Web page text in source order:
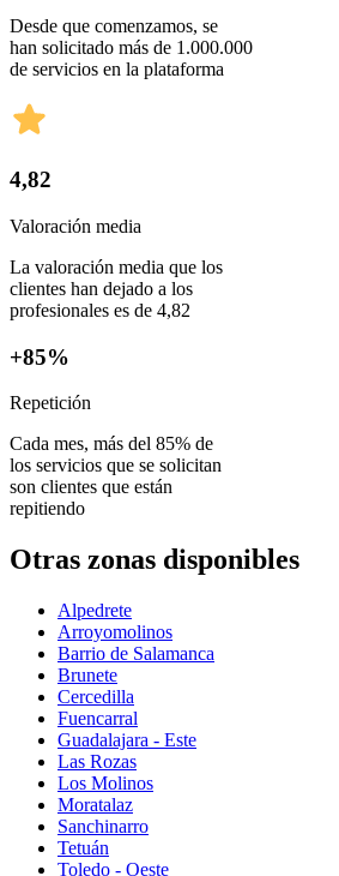
Desde que comenzamos, se
han solicitado más de 1.000.000
de servicios en la plataforma
4,82
Valoración media
La valoración media que los
clientes han dejado a los
profesionales es de 4,82
+85%
Repetición
Cada mes, más del 85% de
los servicios que se solicitan
son clientes que están
repitiendo
Otras zonas disponibles
Alpedrete
Arroyomolinos
Barrio de Salamanca
Brunete
Cercedilla
Fuencarral
Guadalajara - Este
Las Rozas
Los Molinos
Moratalaz
Sanchinarro
Tetuán
Toledo - Oeste